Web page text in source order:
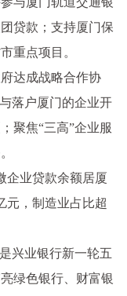
贷款；支持厦门保
重点项目。
达成战略合作协
落户厦门的企业开
聚焦“三高”企业服
业贷款余额居厦
元，制造业占比超
兴业银行新一轮五
绿色银行、财富银